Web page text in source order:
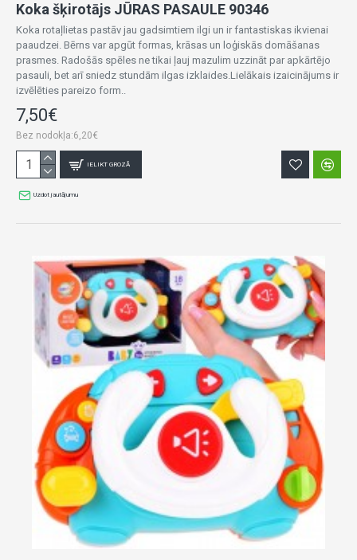
Koka šķirotājs JŪRAS PASAULE 90346
Koka rotaļlietas pastāv jau gadsimtiem ilgi un ir fantastiskas ikvienai
paaudzei. Bērns var apgūt formas, krāsas un loģiskās domāšanas
prasmes. Radošās spēles ne tikai ļauj mazulim uzzināt par apkārtējo
pasauli, bet arī sniedz stundām ilgas izklaides.Lielākais izaicinājums ir
izvēlēties pareizo form..
7,50€
Bez nodokļa:6,20€
IELIKT GROZĀ
Uzdot jautājumu